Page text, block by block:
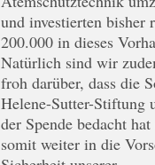
und investierten bisher
200.000 in dieses
Natürlich sind wir
froh darüber, dass die
Helene-Sutter-Stiftung
der Spende bedacht
somit weiter in die